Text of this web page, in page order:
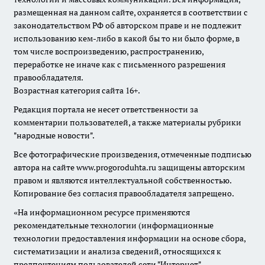
размещенная на данном сайте, охраняется в соответствии с
законодательством РФ об авторском праве и не подлежит
использованию кем-либо в какой бы то ни было форме, в
том числе воспроизведению, распространению,
переработке не иначе как с письменного разрешения
правообладателя.
Возрастная категория сайта 16+.
Редакция портала не несет ответственности за
комментарии пользователей, а также материалы рубрики
"народные новости".
Все фотографические произведения, отмеченные подписью
автора на сайте www.progoroduhta.ru защищены авторским
правом и являются интеллектуальной собственностью.
Копирование без согласия правообладателя запрещено.
«На информационном ресурсе применяются
рекомендательные технологии (информационные
технологии предоставления информации на основе сбора,
систематизации и анализа сведений, относящихся к